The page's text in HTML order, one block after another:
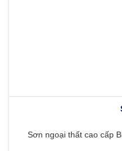
Sơn ngoại thất cao cấp